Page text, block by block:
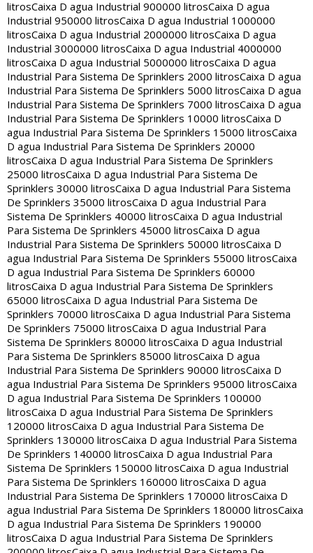
litrosCaixa D agua Industrial 900000 litrosCaixa D agua
Industrial 950000 litrosCaixa D agua Industrial 1000000
litrosCaixa D agua Industrial 2000000 litrosCaixa D agua
Industrial 3000000 litrosCaixa D agua Industrial 4000000
litrosCaixa D agua Industrial 5000000 litrosCaixa D agua
Industrial Para Sistema De Sprinklers 2000 litrosCaixa D agua
Industrial Para Sistema De Sprinklers 5000 litrosCaixa D agua
Industrial Para Sistema De Sprinklers 7000 litrosCaixa D agua
Industrial Para Sistema De Sprinklers 10000 litrosCaixa D
agua Industrial Para Sistema De Sprinklers 15000 litrosCaixa
D agua Industrial Para Sistema De Sprinklers 20000
litrosCaixa D agua Industrial Para Sistema De Sprinklers
25000 litrosCaixa D agua Industrial Para Sistema De
Sprinklers 30000 litrosCaixa D agua Industrial Para Sistema
De Sprinklers 35000 litrosCaixa D agua Industrial Para
Sistema De Sprinklers 40000 litrosCaixa D agua Industrial
Para Sistema De Sprinklers 45000 litrosCaixa D agua
Industrial Para Sistema De Sprinklers 50000 litrosCaixa D
agua Industrial Para Sistema De Sprinklers 55000 litrosCaixa
D agua Industrial Para Sistema De Sprinklers 60000
litrosCaixa D agua Industrial Para Sistema De Sprinklers
65000 litrosCaixa D agua Industrial Para Sistema De
Sprinklers 70000 litrosCaixa D agua Industrial Para Sistema
De Sprinklers 75000 litrosCaixa D agua Industrial Para
Sistema De Sprinklers 80000 litrosCaixa D agua Industrial
Para Sistema De Sprinklers 85000 litrosCaixa D agua
Industrial Para Sistema De Sprinklers 90000 litrosCaixa D
agua Industrial Para Sistema De Sprinklers 95000 litrosCaixa
D agua Industrial Para Sistema De Sprinklers 100000
litrosCaixa D agua Industrial Para Sistema De Sprinklers
120000 litrosCaixa D agua Industrial Para Sistema De
Sprinklers 130000 litrosCaixa D agua Industrial Para Sistema
De Sprinklers 140000 litrosCaixa D agua Industrial Para
Sistema De Sprinklers 150000 litrosCaixa D agua Industrial
Para Sistema De Sprinklers 160000 litrosCaixa D agua
Industrial Para Sistema De Sprinklers 170000 litrosCaixa D
agua Industrial Para Sistema De Sprinklers 180000 litrosCaixa
D agua Industrial Para Sistema De Sprinklers 190000
litrosCaixa D agua Industrial Para Sistema De Sprinklers